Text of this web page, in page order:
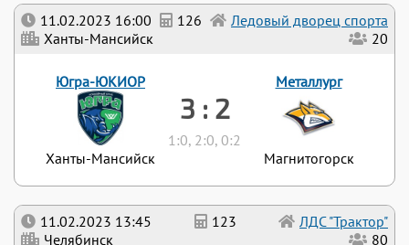
11.02.2023 13:45 123
ЛДС "Трактор"
Челябинск
80
11.02.2023 16:00 126
Ледовый дворец спорта
Ханты-Мансийск
20
Югра-ЮКИОР
Ханты-Мансийск
3 : 2
1:0, 2:0, 0:2
Металлург
Магнитогорск